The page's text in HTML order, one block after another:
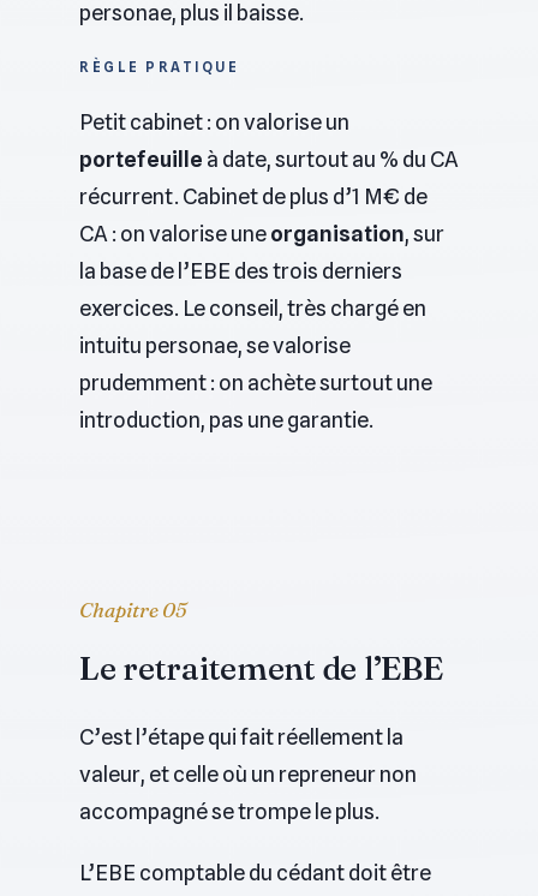
personae, plus il baisse.
RÈGLE PRATIQUE
Petit cabinet : on valorise un
portefeuille à date, surtout au % du CA
récurrent. Cabinet de plus d’1 M€ de
CA : on valorise uneorganisation, sur
la base de l’EBE des trois derniers
exercices. Le conseil, très chargé en
intuitu personae, se valorise
prudemment : on achète surtout une
introduction, pas une garantie.
Chapitre 05
Le retraitement de l’EBE
C’est l’étape qui fait réellement la
valeur, et celle où un repreneur non
accompagné se trompe le plus.
L’EBE comptable du cédant doit être